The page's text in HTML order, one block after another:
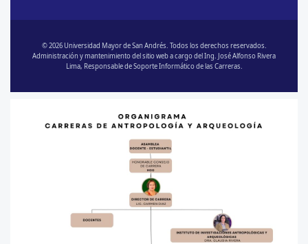
© 2026 Universidad Mayor de San Andrés. Todos los derechos reservados.
Administración y mantenimiento del sitio web a cargo del Ing. José Alfonso Rivera
Lima, Responsable de Soporte Informático de las Carreras.